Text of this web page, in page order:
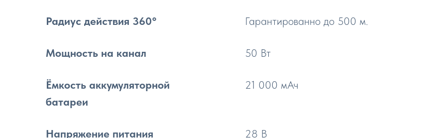
Радиус действия 360° Гарантированно до 500 м.
Мощность на канал 50 Вт
Ёмкость аккумуляторной
батареи
21 000 мАч
Напряжение питания 28 В